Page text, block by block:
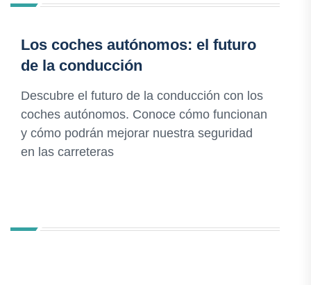
Los coches autónomos: el futuro
de la conducción
Descubre el futuro de la conducción con los
coches autónomos. Conoce cómo funcionan
y cómo podrán mejorar nuestra seguridad
en las carreteras